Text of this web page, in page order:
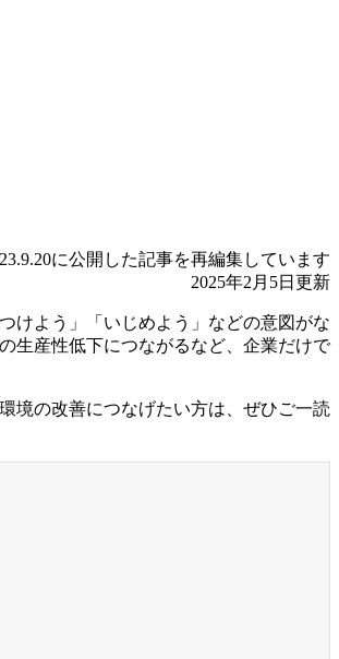
に公開した記事を再編集しています
2025年2月5日更新
けよう」「いじめよう」などの意図がな
生産性低下につながるなど、企業だけで
境の改善につなげたい方は、ぜひご一読